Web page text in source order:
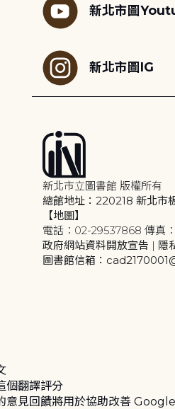
新北市圖
新北市圖IG
新北市立圖書館 版權所有
總館地址：220218 新北市
【地圖】
電話：02-29537868 傳真
政府網站資料開放宣告 | 隱
圖書館信箱：
個翻譯評分
意見回饋將用於協助改善